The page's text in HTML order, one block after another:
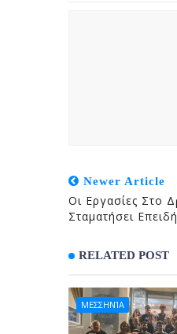
Newer Article
Οι Εργασίες Στο
Σταματήσει
RELATED POST
ΜΕΣΣΗΝΊΑ